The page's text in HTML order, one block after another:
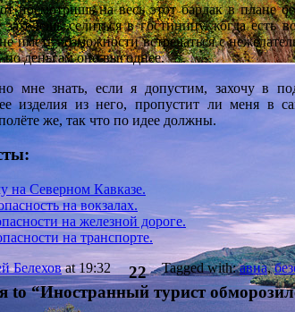
посмотришь на весь этот бардак в плане
селиться в гостиницу, когда есть
иметь возможности встречаться с
по деньгам оно выгоднее.
мне знать, если я допустим, захочу в
изделия из него, пропустит ли меня в
же, так что по идее должны.
на Северном Кавказе.
на вокзалах.
на железной дороге.
на транспорте.
Белеховat 19:32 Tagged with:авиа,
22
to “Иностранный турист